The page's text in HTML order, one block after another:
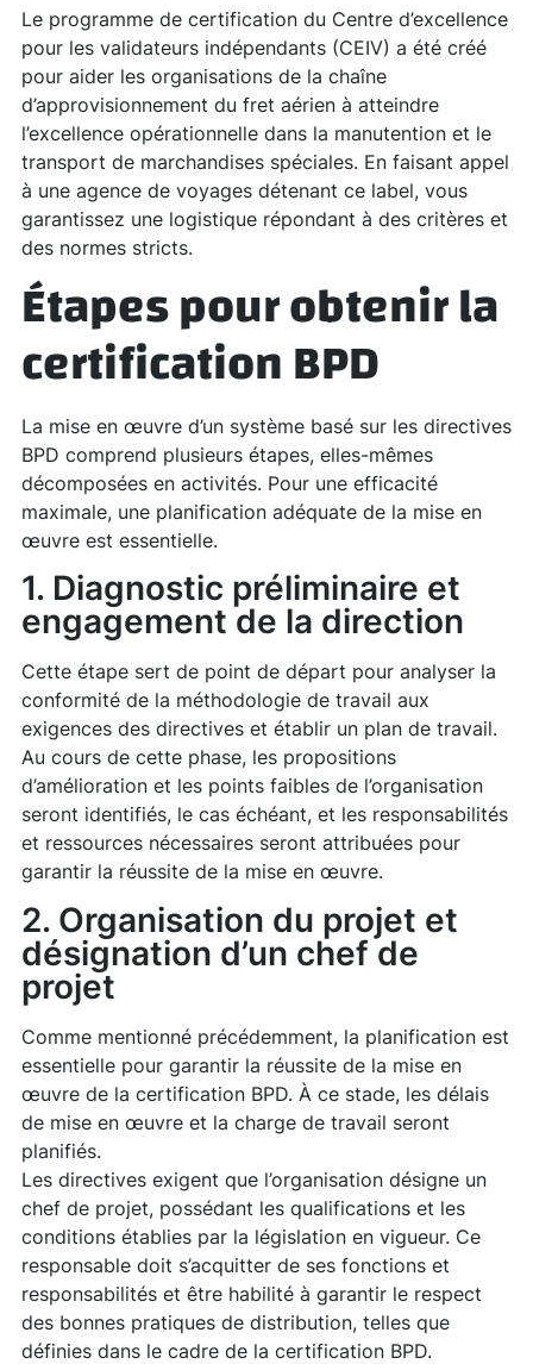
Le programme de certification du Centre d’excellence
pour les validateurs indépendants (CEIV) a été créé
pour aider les organisations de la chaîne
d’approvisionnement du fret aérien à atteindre
l’excellence opérationnelle dans la manutention et le
transport de marchandises spéciales. En faisant appel
à une agence de voyages détenant ce label, vous
garantissez une logistique répondant à des critères et
des normes stricts.
Étapes pour obtenir la
certification BPD
La mise en œuvre d’un système basé sur les directives
BPD comprend plusieurs étapes, elles-mêmes
décomposées en activités. Pour une efficacité
maximale, une planification adéquate de la mise en
œuvre est essentielle.
1. Diagnostic préliminaire et
engagement de la direction
Cette étape sert de point de départ pour analyser la
conformité de la méthodologie de travail aux
exigences des directives et établir un plan de travail.
Au cours de cette phase, les propositions
d’amélioration et les points faibles de l’organisation
seront identifiés, le cas échéant, et les responsabilités
et ressources nécessaires seront attribuées pour
garantir la réussite de la mise en œuvre.
2. Organisation du projet et
désignation d’un chef de
projet
Comme mentionné précédemment, la planification est
essentielle pour garantir la réussite de la mise en
œuvre de la certification BPD. À ce stade, les délais
de mise en œuvre et la charge de travail seront
planifiés.
Les directives exigent que l’organisation désigne un
chef de projet, possédant les qualifications et les
conditions établies par la législation en vigueur. Ce
responsable doit s’acquitter de ses fonctions et
responsabilités et être habilité à garantir le respect
des bonnes pratiques de distribution, telles que
définies dans le cadre de la certification BPD.